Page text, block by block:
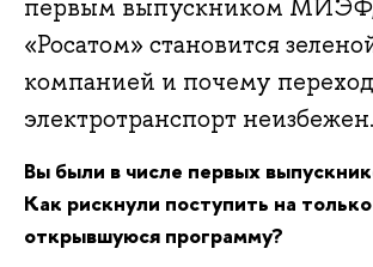
первым выпускником
«Росатом» становится
компанией и почему
электротранспорт неизбежен.
Вы были в числе первых
Как рискнули поступить на
открывшуюся программу?